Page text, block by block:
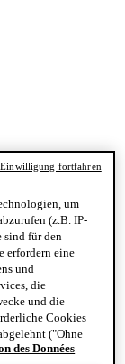
Körper
anzeigen
Wash
um
(z.B. IP-
sind für den
erfordern eine
und
die
und die
Cookies
("Ohne
der
des Données
Einwilligung fortfahren